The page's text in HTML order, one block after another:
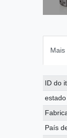
Mais
ID do
estado
País